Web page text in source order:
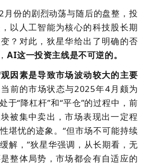
月份的剧烈动荡与随后的盘整，投
以人工智能为核心的科技股长期
？对此，狄星华给出了明确的否
AI这一投资主线是不可逆的。
因素是导致市场波动较大的主要
前的市场状态与2025年4月颇为
于“降杠杆”和“平仓”的过程中，前
被集中卖出，市场表现出一定程
堪忧的迹象。“但市场不可能持续
解，”狄星华强调，从长期看，无
整体局势，市场都会有自适应的